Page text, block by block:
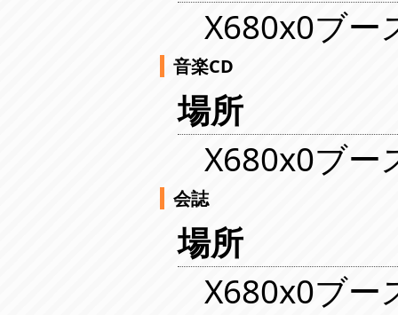
X680x0ブー
音楽CD
場所
X680x0ブー
会誌
場所
X680x0ブー